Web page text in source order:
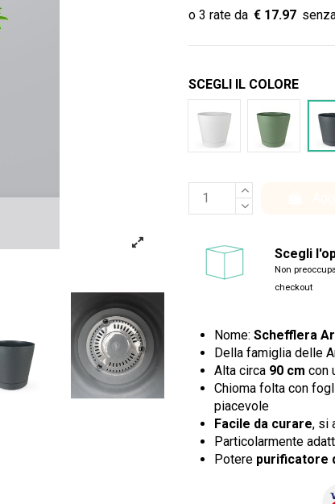
€ 17.97
SCEGLI IL COLORE
Bianco TeraVerde Tera
Scegli
Non
checkout
Nome: Schefflera
Della famiglia delle
Alta circa 90 cm con
Chioma folta con
piacevole
Facile da curare, si
Particolarmente
Potere purificatore